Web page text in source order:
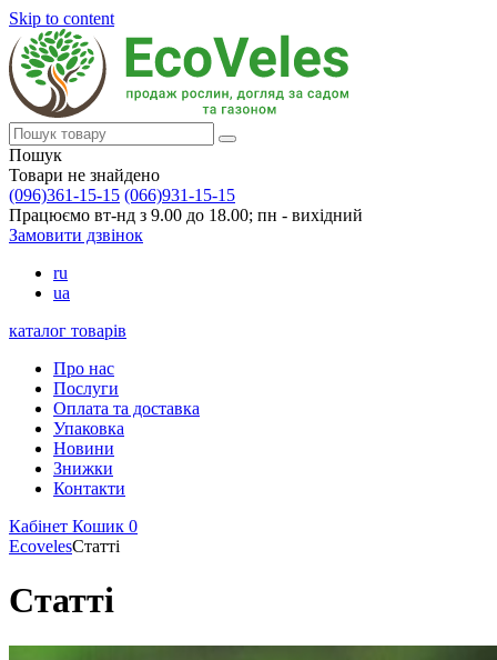
Skip to content
Пошук
Товари не знайдено
(096)361-15-15 (066)931-15-15
Працюємо вт-нд з 9.00 до 18.00; пн - вихідний
Замовити дзвінок
ru
ua
каталог товарів
Про нас
Послуги
Оплата та доставка
Упаковка
Новини
Знижки
Контакти
Кабінет Кошик 0
EcovelesСтатті
Статті